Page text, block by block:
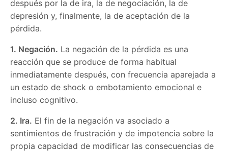
después por la de ira, la de negociación, la de
depresión y, finalmente, la de aceptación de la
pérdida.
1. Negación. La negación de la pérdida es una
reacción que se produce de forma habitual
inmediatamente después, con frecuencia aparejada a
un estado de shock o embotamiento emocional e
incluso cognitivo.
2. Ira. El fin de la negación va asociado a
sentimientos de frustración y de impotencia sobre la
propia capacidad de modificar las consecuencias de